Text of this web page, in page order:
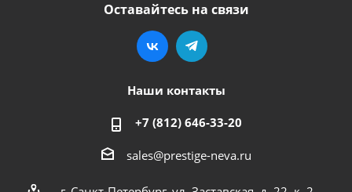
Оставайтесь на связи
Наши контакты
+7 (812) 646-33-20
sales@prestige-neva.ru